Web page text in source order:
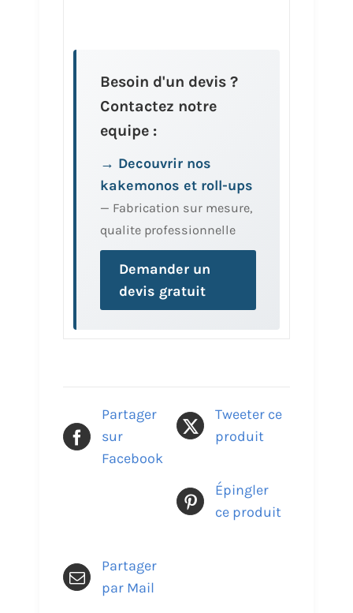
Besoin d'un devis ?
Contactez notre
equipe :
→ Decouvrir nos
kakemonos et roll-ups
— Fabrication sur mesure,
qualite professionnelle
Demander un
devis gratuit
Partager
sur
Facebook
Tweeter ce
produit
Épingler
ce produit
Partager
par Mail